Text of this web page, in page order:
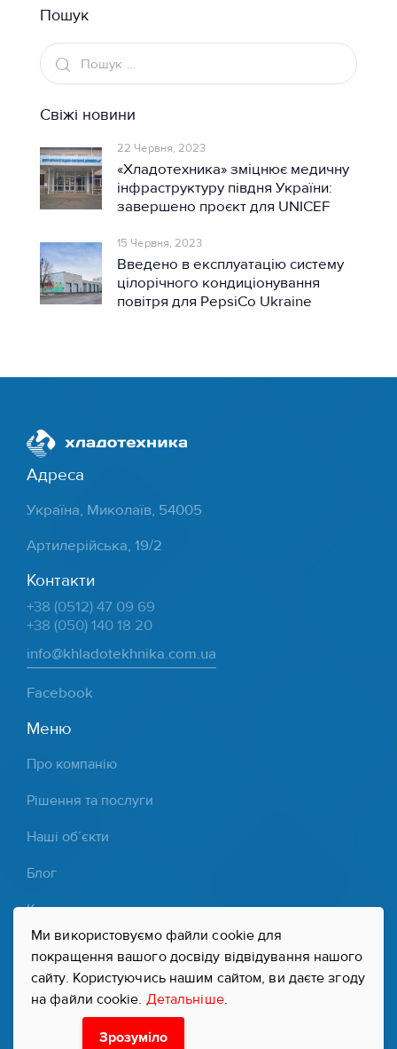
Ми використовуємо файли cookie для
покращення вашого досвіду відвідування нашого
сайту. Користуючись нашим сайтом, ви даєте згоду
на файли cookie. Детальніше.
Зрозуміло
Пошук
Свіжі новини
22 Червня, 2023
«Хладотехника» зміцнює медичну
інфраструктуру півдня України:
завершено проєкт для UNICEF
15 Червня, 2023
Введено в експлуатацію систему
цілорічного кондиціонування
повітря для PepsiCo Ukraine
Адреса
Україна, Миколаїв, 54005
Артилерійська, 19/2
Контакти
+38 (0512) 47 09 69
+38 (050) 140 18 20
info@khladotekhnika.com.ua
Facebook
Меню
Про компанію
Рішення та послуги
Наші об’єкти
Блог
Контакти
Партнери
Політика конфіденційності
«Хладотехника». Системи холодопостачання,